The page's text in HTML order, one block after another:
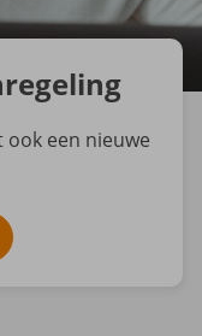
een nieuwe